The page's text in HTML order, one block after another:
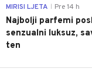
MIRISI LJETA Pre 14 h
Najbolji parfemi
senzualni luksuz,
ten